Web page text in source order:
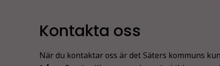
Kontakta oss
När du kontaktar oss är det Säters kommuns